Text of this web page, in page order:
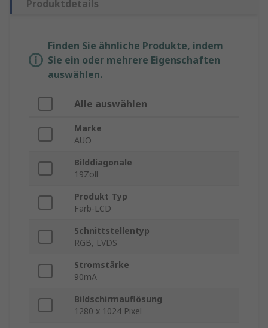
Produktdetails
Finden Sie ähnliche Produkte, indem
Sie ein oder mehrere Eigenschaften
auswählen.
Alle auswählen
Marke
AUO
Bilddiagonale
19Zoll
Produkt Typ
Farb-LCD
Schnittstellentyp
RGB, LVDS
Stromstärke
90mA
Bildschirmauflösung
1280 x 1024 Pixel